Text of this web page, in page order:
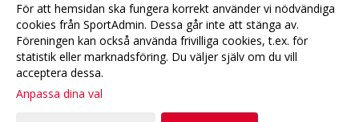
För att hemsidan ska fungera korrekt använder vi nödvändiga
cookies från SportAdmin. Dessa går inte att stänga av.
Föreningen kan också använda frivilliga cookies, t.ex. för
statistik eller marknadsföring. Du väljer själv om du vill
acceptera dessa.
Anpassa dina val